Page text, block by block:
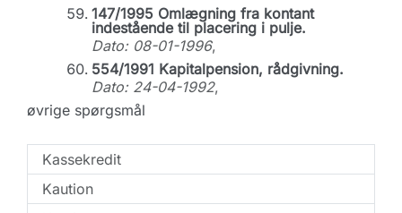
147/1995 Omlægning fra kontant
indestående til placering i pulje.
Dato: 08-01-1996,
554/1991 Kapitalpension, rådgivning.
Dato: 24-04-1992,
øvrige spørgsmål
Kassekredit
Kaution